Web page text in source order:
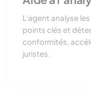
L'agent analyse
points clés et
conformités,
juristes.